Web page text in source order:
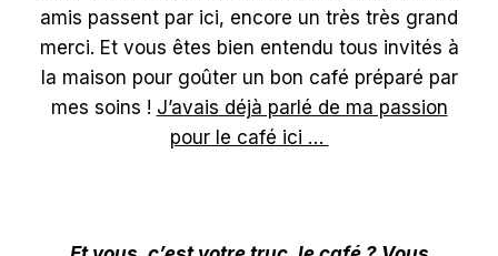
amis passent par ici, encore un très très grand
merci. Et vous êtes bien entendu tous invités à
la maison pour goûter un bon café préparé par
mes soins ! J’avais déjà parlé de ma passion
pour le café ici …